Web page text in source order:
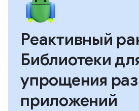
Реактивный
Библиотеки
упрощения
приложений